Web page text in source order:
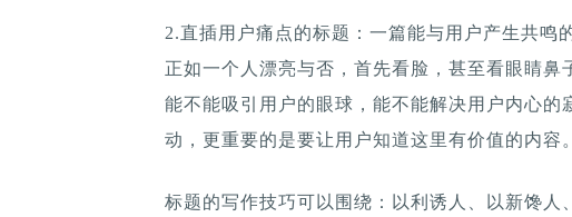
2.直插用户痛点的标题：一篇能与用户产生共鸣
正如一个人漂亮与否，首先看脸，甚至看眼睛鼻
能不能吸引用户的眼球，能不能解决用户内心的
动，更重要的是要让用户知道这里有价值的内容。
标题的写作技巧可以围绕：以利诱人、以新馋